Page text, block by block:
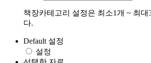
책장카테고리 설정은 최소1개 ~ 최대
다.
Default 설정
설정